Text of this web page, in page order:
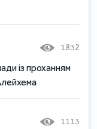
1832
із проханням
1113